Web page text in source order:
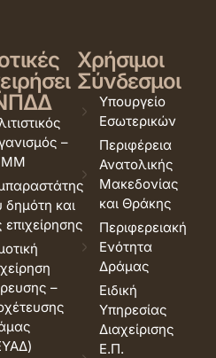
–
δημότη και
επιχείρησης
–
Χρήσιμοι
Σύνδεσμοι
Υπουργείο
Εσωτερικών
Περιφέρεια
Ανατολικής
Μακεδονίας
και Θράκης
Περιφερειακή
Ενότητα
Δράμας
Ειδική
Υπηρεσίας
Διαχείρισης
Ε.Π.